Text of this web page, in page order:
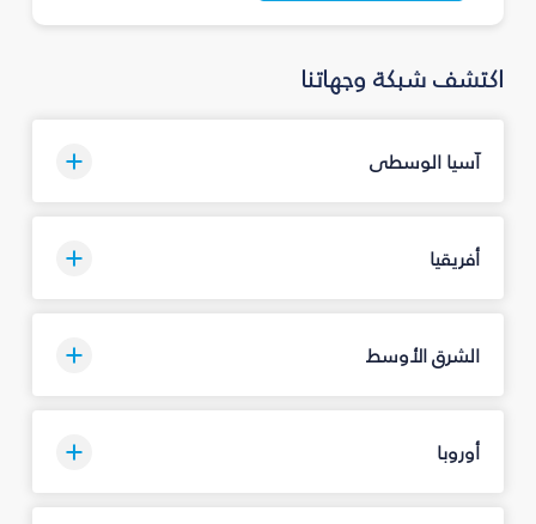
اكتشف شبكة وجهاتنا
آسيا الوسطى
أفريقيا
الشرق الأوسط
أوروبا